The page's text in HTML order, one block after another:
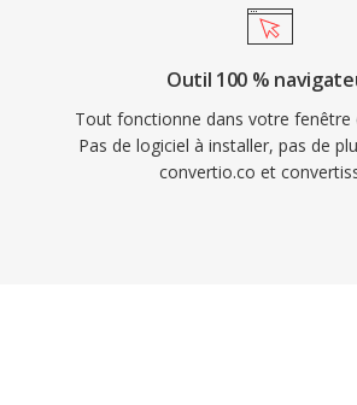
Outil 100 %
Tout fonctionne dans votre fenêtre
Pas de logiciel à installer, pas de
convertio.co et